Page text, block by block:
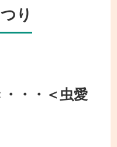
り
・・＜虫愛